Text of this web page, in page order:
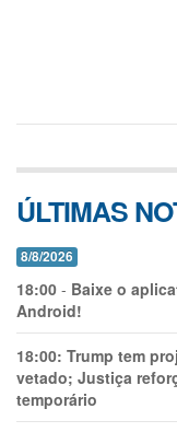
ÚLTIMAS
8/8/2026
18:00 - Baixe o
Android!
18:00: Trump tem
vetado; Justiça
temporário